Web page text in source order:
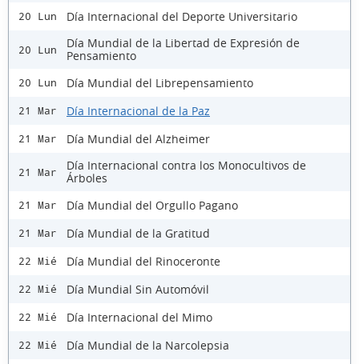
20 Lun Día Internacional del Deporte Universitario
20 Lun
Día Mundial de la Libertad de Expresión de
Pensamiento
20 Lun Día Mundial del Librepensamiento
21 Mar Día Internacional de la Paz
21 Mar Día Mundial del Alzheimer
21 Mar
Día Internacional contra los Monocultivos de
Árboles
21 Mar Día Mundial del Orgullo Pagano
21 Mar Día Mundial de la Gratitud
22 Mié Día Mundial del Rinoceronte
22 Mié Día Mundial Sin Automóvil
22 Mié Día Internacional del Mimo
22 Mié Día Mundial de la Narcolepsia